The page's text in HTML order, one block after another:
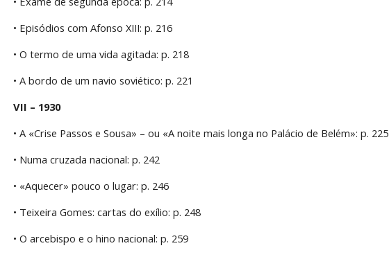
• Episódios com Afonso XIII: p. 216
• O termo de uma vida agitada: p. 218
• A bordo de um navio soviético: p. 221
VII – 1930
• A «Crise Passos e Sousa» – ou «A noite mais longa no Palácio de Belém»: p. 225
• Numa cruzada nacional: p. 242
• «Aquecer» pouco o lugar: p. 246
• Teixeira Gomes: cartas do exílio: p. 248
• O arcebispo e o hino nacional: p. 259